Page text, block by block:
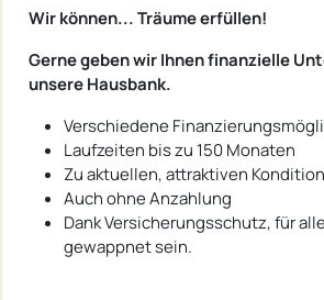
Wir können... Träume erfüllen!
Gerne geben wir Ihnen finanzielle
unsere Hausbank.
Verschiedene
Laufzeiten bis zu 150 Monaten
Zu aktuellen, attraktiven
Auch ohne Anzahlung
Dank Versicherungsschutz, für
gewappnet sein.